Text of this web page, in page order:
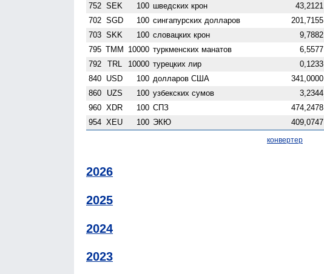
752 SEK 100 шведских крон 43,2121
702 SGD 100 сингапурских долларов 201,7155
703 SKK 100 словацких крон 9,7882
795 TMM 10000 туркменских манатов 6,5577
792 TRL 10000 турецких лир 0,1233
840 USD 100 долларов США 341,0000
860 UZS 100 узбекских сумов 3,2344
960 XDR 100 СПЗ 474,2478
954 XEU 100 ЭКЮ 409,0747
конвертер
2026
2025
2024
2023